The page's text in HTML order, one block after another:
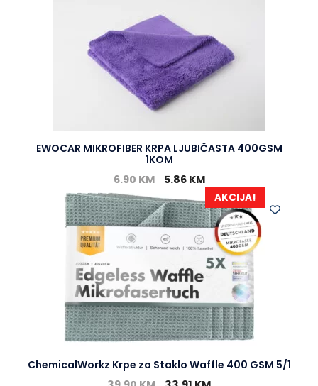
EWOCAR MIKROFIBER KRPA LJUBIČASTA 400GSM
1KOM
6.90KM 5.86 KM
AKCIJA!
ChemicalWorkz Krpe za Staklo Waffle 400 GSM 5/1